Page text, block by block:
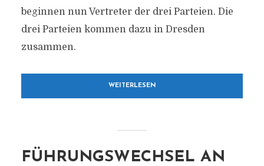
beginnen nun Vertreter der drei Parteien. Die
drei Parteien kommen dazu in Dresden
zusammen.
WEITERLESEN
FÜHRUNGSWECHSEL AN